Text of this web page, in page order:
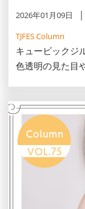
2026年01月09日
TJFES Column
キュービックジ
色透明の見た目
紹介します。